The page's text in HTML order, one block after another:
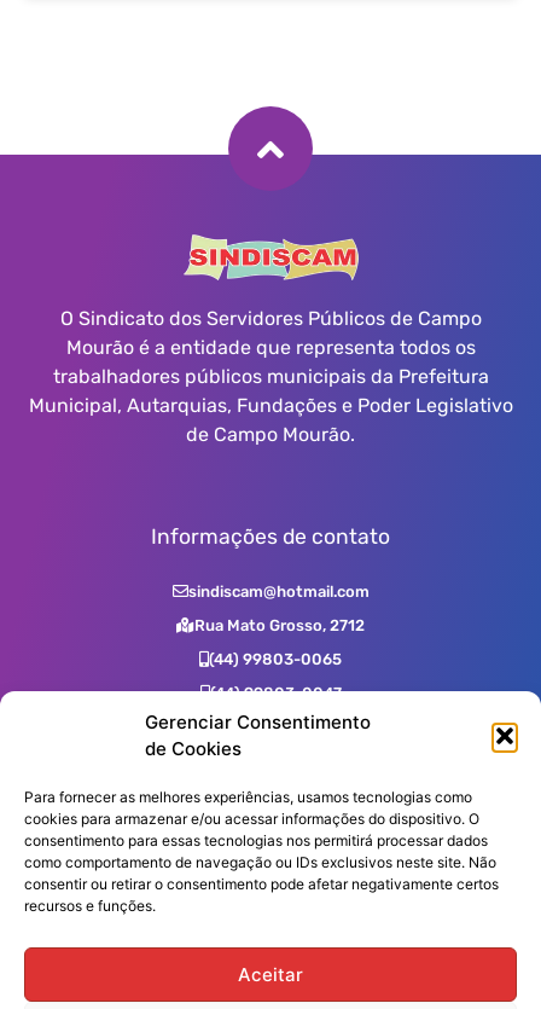
Gerenciar Consentimento
de Cookies
Para fornecer as melhores experiências, usamos tecnologias como
cookies para armazenar e/ou acessar informações do dispositivo. O
consentimento para essas tecnologias nos permitirá processar dados
como comportamento de navegação ou IDs exclusivos neste site. Não
consentir ou retirar o consentimento pode afetar negativamente certos
recursos e funções.
Aceitar
O Sindicato dos Servidores Públicos de Campo
Mourão é a entidade que representa todos os
trabalhadores públicos municipais da Prefeitura
Municipal, Autarquias, Fundações e Poder Legislativo
de Campo Mourão.
Informações de contato
sindiscam@hotmail.com
Rua Mato Grosso, 2712
(44) 99803-0065
(44) 99803-0047
(44) 99731-0400
(44) 3523-2725
(44) 3523-7539
Assine nossa Newsletter!